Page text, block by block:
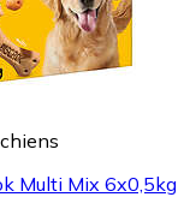
Multi Mix 6x0,5kg